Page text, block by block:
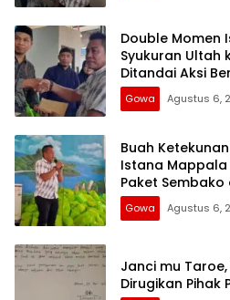
Double Momen
Syukuran Ultah
Ditandai Aksi
Gowa Agustus 6,
Buah
Istana Mappala
Paket Sembako
Gowa Agustus 6,
Janci mu
Dirugikan Pihak